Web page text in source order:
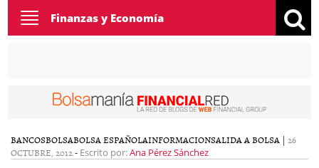
Toggle
navigation
Finanzas y Economía
BANCOSBOLSABOLSA ESPAÑOLAINFORMACIONSALIDA A BOLSA | 26
OCTUBRE, 2012- Escrito por:Ana Pérez Sánchez